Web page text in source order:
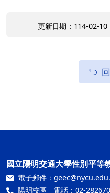
更新日期：114-02-10
國立陽明交通大學性別平等
電子郵件：
陽明校區 電話：02-